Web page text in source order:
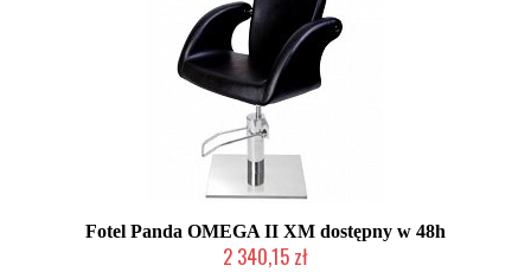
Fotel Panda OMEGA II XM dostępny w 48h
2 340,15 zł